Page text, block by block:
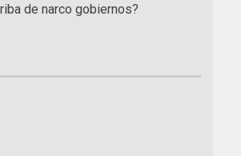
de narco gobiernos?